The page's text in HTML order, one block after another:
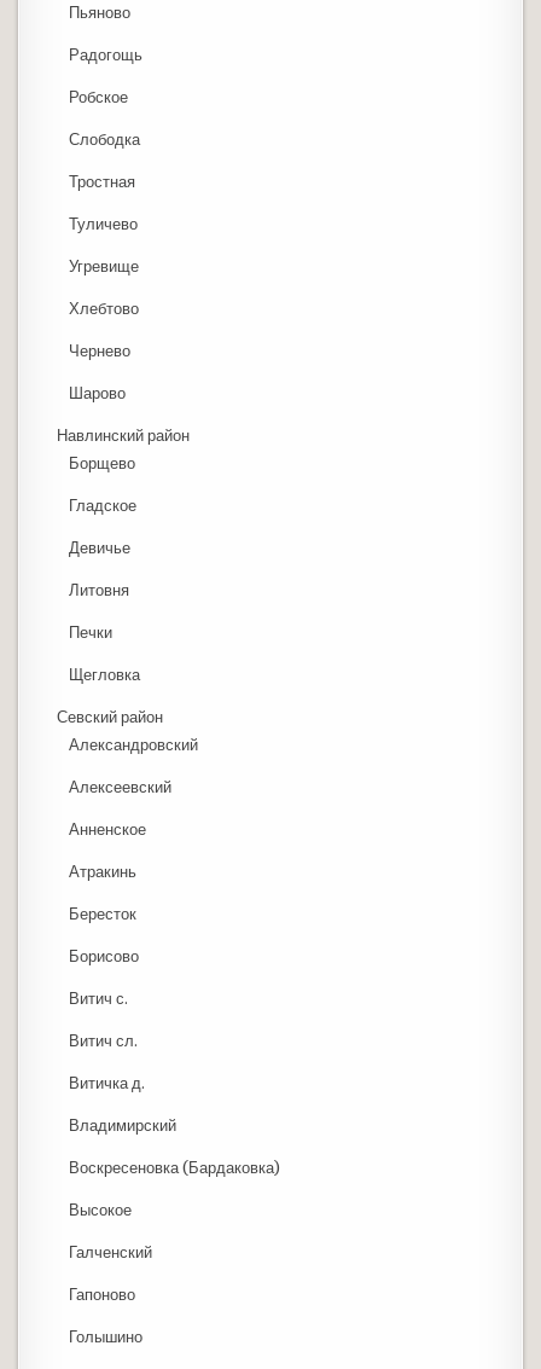
Пьяново
Радогощь
Робское
Слободка
Тростная
Туличево
Угревище
Хлебтово
Чернево
Шарово
Навлинский район
Борщево
Гладское
Девичье
Литовня
Печки
Щегловка
Севский район
Александровский
Алексеевский
Анненское
Атракинь
Бересток
Борисово
Витич с.
Витич сл.
Витичка д.
Владимирский
Воскресеновка (Бардаковка)
Высокое
Галченский
Гапоново
Голышино